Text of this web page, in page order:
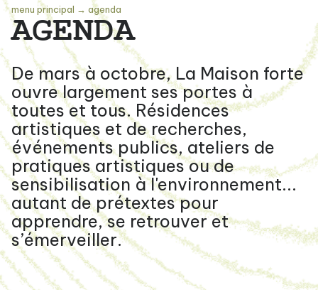
menu principal → agenda
AGENDA
De mars à octobre, La Maison forte
ouvre largement ses portes à
toutes et tous. Résidences
artistiques et de recherches,
événements publics, ateliers de
pratiques artistiques ou de
sensibilisation à l'environnement...
autant de prétextes pour
apprendre, se retrouver et
s’émerveiller.